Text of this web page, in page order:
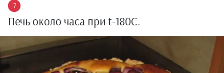
Печь около часа при t-180С.